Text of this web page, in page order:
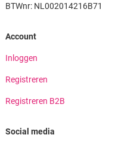
BTWnr: NL002014216B71
Account
Inloggen
Registreren
Registreren B2B
Social media